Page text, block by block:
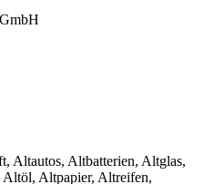
Altautos, Altbatterien, Altglas,
Altpapier, Altreifen,